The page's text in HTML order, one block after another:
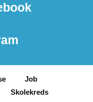
Job
Skolekreds